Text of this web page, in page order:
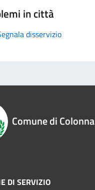
in città
disservizio
Comune di Colonna
DI SERVIZIO